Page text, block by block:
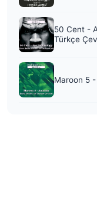
50 Cent -
Türkçe
Maroon 5